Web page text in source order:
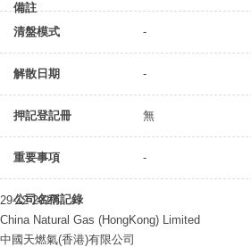
備註
清盤模式
-
解散日期 -
押記登記冊 無
重要事項 -
公司名稱記錄
29-12-2017
China Natural Gas (HongKong) Limited
中國天燃氣(香港)有限公司